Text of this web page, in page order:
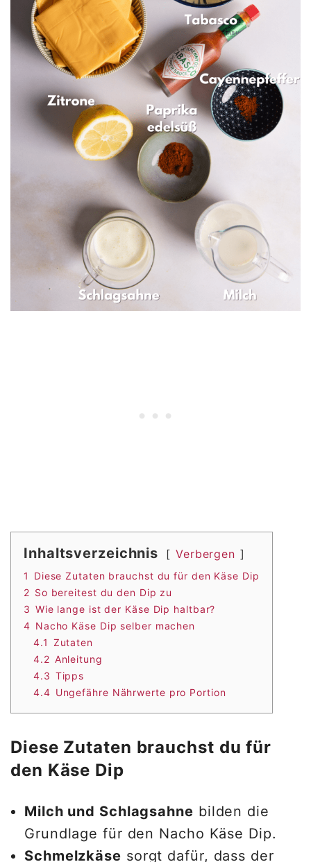
Inhaltsverzeichnis Verbergen
1
Diese Zutaten brauchst du für den Käse Dip
2 So bereitest du den Dip zu
3 Wie lange ist der Käse Dip haltbar?
4 Nacho Käse Dip selber machen
4.1 Zutaten
4.2 Anleitung
4.3 Tipps
4.4 Ungefähre Nährwerte pro Portion
Diese Zutaten brauchst du für
den Käse Dip
Milch und Schlagsahne bilden die
Grundlage für den Nacho Käse Dip.
Schmelzkäse sorgt dafür, dass der